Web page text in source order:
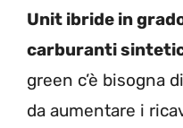
Unit ibride in
carburanti
green c’è bisogna
da aumentare i